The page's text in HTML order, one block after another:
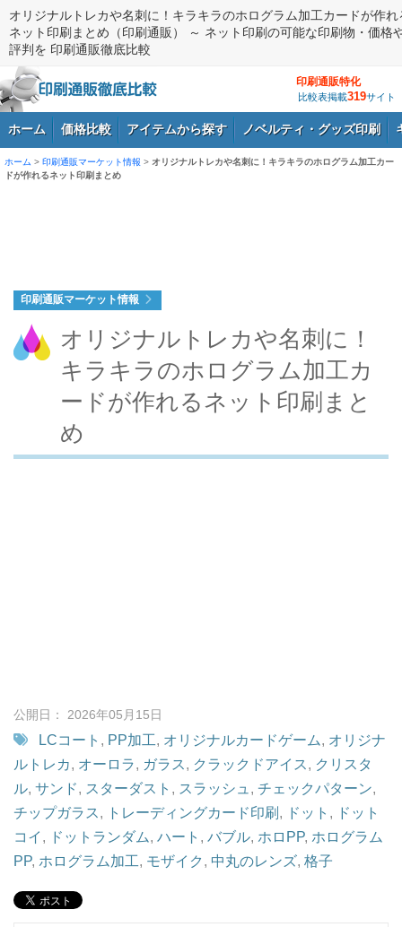
オリジナルトレカや名刺に！キラキラのホログラム加工カードが作れ
ネット印刷まとめ（印刷通販） ～ ネット印刷の可能な印刷物・価格
評判を 印刷通販徹底比較
印刷通販特化
比較表掲載319サイト
ホーム 価格比較 アイテムから探す ノベルティ・グッズ印刷
ホーム > 印刷通販マーケット情報 > オリジナルトレカや名刺に！キラキラのホログラム加工カー
ドが作れるネット印刷まとめ
印刷通販マーケット情報
オリジナルトレカや名刺に！
キラキラのホログラム加工カ
ードが作れるネット印刷まと
め
公開日： 2026年05月15日
LCコート , PP加工, オリジナルカードゲーム, オリジナ
ルトレカ, オーロラ, ガラス, クラックドアイス, クリスタ
ル, サンド, スターダスト , スラッシュ, チェックパターン,
チップガラス, トレーディングカード印刷 , ドット , ドット
コイ , ドットランダム, ハート , バブル, ホロPP, ホログラム
PP, ホログラム加工, モザイク , 中丸のレンズ, 格子